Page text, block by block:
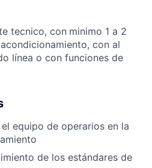
tecnico, con minimo 1 a 2
con al
línea o con funciones de
equipo de operarios en la
de los estándares de